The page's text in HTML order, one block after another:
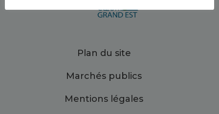
Plan du site
Marchés publics
Mentions légales